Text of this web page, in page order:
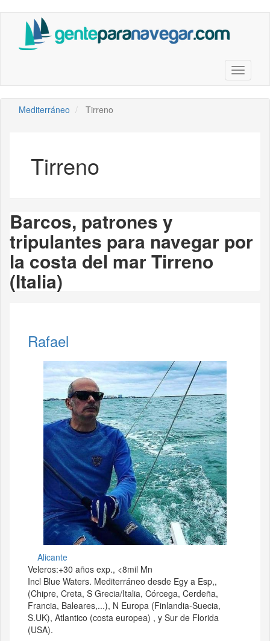
contenido
Toggle
Mediterráneo Tirreno
Tirreno
Barcos, patrones y
tripulantes para navegar por
la costa del mar Tirreno
(Italia)
Rafael
Alicante
Veleros:+30 años exp., <8mil Mn
Incl Blue Waters. Mediterráneo desde Egy a Esp,,
(Chipre, Creta, S Grecia/Italia, Córcega, Cerdeña,
Francia, Baleares,...), N Europa (Finlandia-Suecia,
S.UK), Atlantico (costa europea) , y Sur de Florida
(USA).